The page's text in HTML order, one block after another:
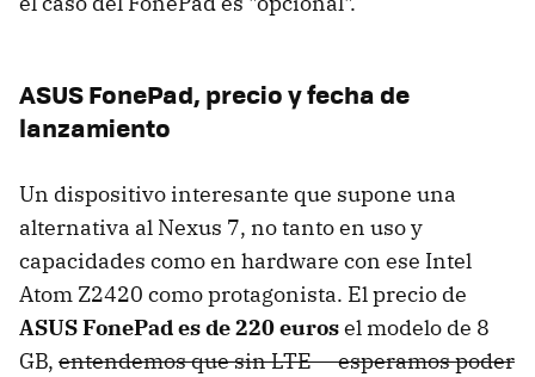
ASUS FonePad, precio y fecha de
lanzamiento
Un dispositivo interesante que supone una
alternativa al Nexus 7, no tanto en uso y
capacidades como en hardware con ese Intel
Atom Z2420 como protagonista. El precio de
ASUS FonePad es de 220 eurosel modelo de 8
GB, entendemos que sin LTE -- esperamos poder